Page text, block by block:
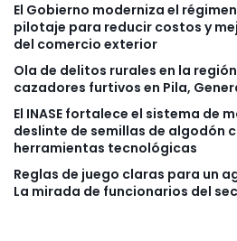
El Gobierno moderniza el
pilotaje para reducir costos y
del comercio exterior
Ola de delitos rurales en la
cazadores furtivos en Pila,
El INASE fortalece el sistema de
deslinte de semillas de algodón
herramientas tecnológicas
Reglas de juego claras para un
La mirada de funcionarios del